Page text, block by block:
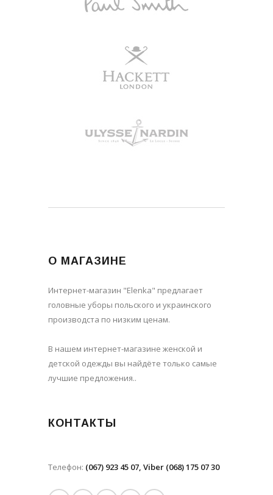
О МАГАЗИНЕ
Интернет-магазин "Elenka" предлагает
головные уборы польского и украинского
производста по низким ценам.
В нашем интернет-магазине женской и
детской одежды вы найдёте только самые
лучшие предложения..
КОНТАКТЫ
Телефон: (067) 923 45 07, Viber (068) 175 07 30